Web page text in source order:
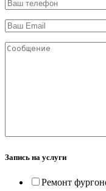
Запись на услуги
Ремонт